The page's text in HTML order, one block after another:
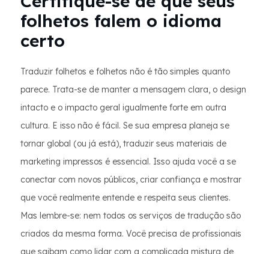
folhetos falem o idioma
certo
Traduzir folhetos e folhetos não é tão simples quanto
parece. Trata-se de manter a mensagem clara, o design
intacto e o impacto geral igualmente forte em outra
cultura. E isso não é fácil. Se sua empresa planeja se
tornar global (ou já está), traduzir seus materiais de
marketing impressos é essencial. Isso ajuda você a se
conectar com novos públicos, criar confiança e mostrar
que você realmente entende e respeita seus clientes.
Mas lembre-se: nem todos os serviços de tradução são
criados da mesma forma. Você precisa de profissionais
que saibam como lidar com a complicada mistura de